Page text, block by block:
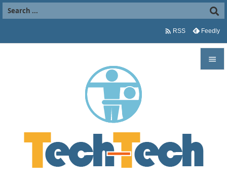

 RSS Feedly